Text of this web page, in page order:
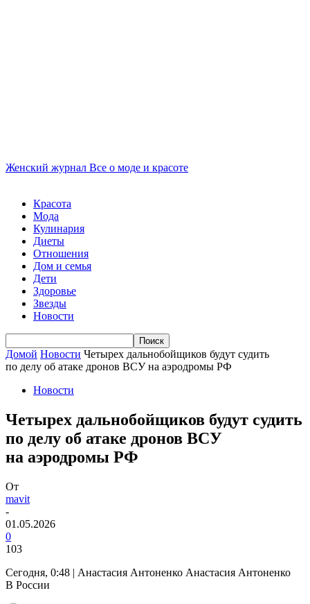
Женский журнал Все о моде и красоте
Красота
Мода
Кулинария
Диеты
Отношения
Дом и семья
Дети
Здоровье
Звезды
Новости
Домой Новости Четырех дальнобойщиков будут судить
по делу об атаке дронов ВСУ на аэродромы РФ
Новости
Четырех дальнобойщиков будут судить
по делу об атаке дронов ВСУ
на аэродромы РФ
От
mavit
-
01.05.2026
0
103
Сегодня, 0:48 | Анастасия Антоненко Анастасия Антоненко
В России